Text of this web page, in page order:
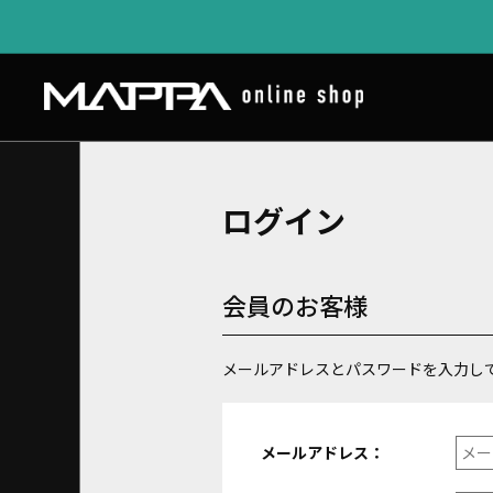
ログイン
会員のお客様
メールアドレスとパスワードを入力し
メールアドレス：